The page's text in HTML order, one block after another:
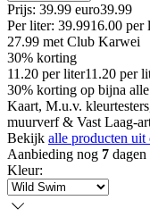
Prijs: 39.99 euro39.99
Per liter: 39.9916.00 per
27.99 met Club Karwei
30% korting
11.20 per liter11.20 per
30% korting op bijna
Kaart, M.u.v.
muurverf & Vast Laag-
Bekijk alle producten uit
Aanbieding nog 7
Kleur: